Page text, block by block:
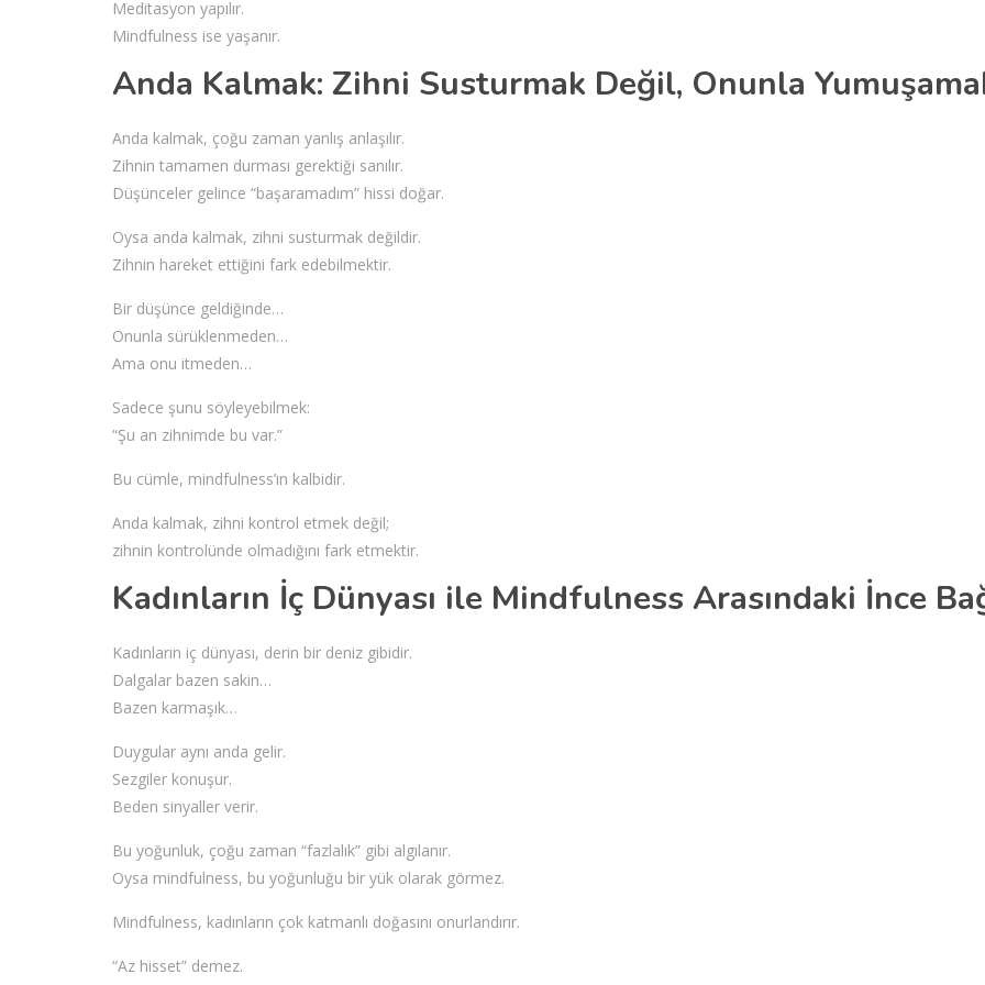
Meditasyon yapılır.
Mindfulness ise yaşanır.
Anda Kalmak: Zihni Susturmak Değil, Onunla
Anda kalmak, çoğu zaman yanlış anlaşılır.
Zihnin tamamen durması gerektiği sanılır.
Düşünceler gelince “başaramadım” hissi doğar.
Oysa anda kalmak, zihni susturmak değildir.
Zihnin hareket ettiğini fark edebilmektir.
Bir düşünce geldiğinde…
Onunla sürüklenmeden…
Ama onu itmeden…
Sadece şunu söyleyebilmek:
“Şu an zihnimde bu var.”
Bu cümle, mindfulness’ın kalbidir.
Anda kalmak, zihni kontrol etmek değil;
zihnin kontrolünde olmadığını fark etmektir.
Kadınların İç Dünyası ile Mindfulness Arasındaki İnce
Kadınların iç dünyası, derin bir deniz gibidir.
Dalgalar bazen sakin…
Bazen karmaşık…
Duygular aynı anda gelir.
Sezgiler konuşur.
Beden sinyaller verir.
Bu yoğunluk, çoğu zaman “fazlalık” gibi algılanır.
Oysa mindfulness, bu yoğunluğu bir yük olarak görmez.
Mindfulness, kadınların çok katmanlı doğasını onurlandırır.
“Az hisset” demez.